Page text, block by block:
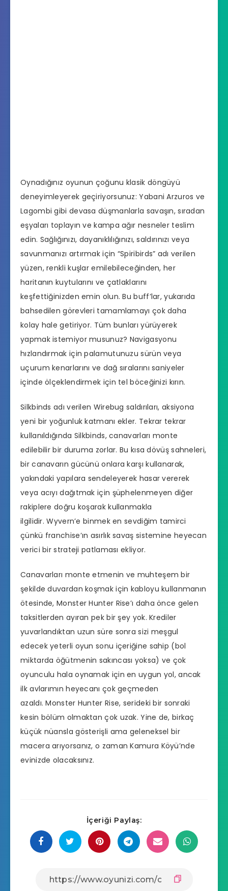
Oynadığınız oyunun çoğunu klasik döngüyü
deneyimleyerek geçiriyorsunuz: Yabani Arzuros ve
Lagombi gibi devasa düşmanlarla savaşın, sıradan
eşyaları toplayın ve kampa ağır nesneler teslim
edin. Sağlığınızı, dayanıklılığınızı, saldırınızı veya
savunmanızı artırmak için “Spiribirds” adı verilen
yüzen, renkli kuşlar emilebileceğinden, her
haritanın kuytularını ve çatlaklarını
keşfettiğinizden emin olun. Bu buff’lar, yukarıda
bahsedilen görevleri tamamlamayı çok daha
kolay hale getiriyor. Tüm bunları yürüyerek
yapmak istemiyor musunuz? Navigasyonu
hızlandırmak için palamutunuzu sürün veya
uçurum kenarlarını ve dağ sıralarını saniyeler
içinde ölçeklendirmek için tel böceğinizi kırın.
Silkbinds adı verilen Wirebug saldırıları, aksiyona
yeni bir yoğunluk katmanı ekler. Tekrar tekrar
kullanıldığında Silkbinds, canavarları monte
edilebilir bir duruma zorlar. Bu kısa dövüş sahneleri,
bir canavarın gücünü onlara karşı kullanarak,
yakındaki yapılara sendeleyerek hasar vererek
veya acıyı dağıtmak için şüphelenmeyen diğer
rakiplere doğru koşarak kullanmakla
ilgilidir. Wyvern’e binmek en sevdiğim tamirci
çünkü franchise’ın asırlık savaş sistemine heyecan
verici bir strateji patlaması ekliyor.
Canavarları monte etmenin ve muhteşem bir
şekilde duvardan koşmak için kabloyu kullanmanın
ötesinde, Monster Hunter Rise’ı daha önce gelen
taksitlerden ayıran pek bir şey yok. Krediler
yuvarlandıktan uzun süre sonra sizi meşgul
edecek yeterli oyun sonu içeriğine sahip (bol
miktarda öğütmenin sakıncası yoksa) ve çok
oyunculu hala oynamak için en uygun yol, ancak
ilk avlarımın heyecanı çok geçmeden
azaldı. Monster Hunter Rise, serideki bir sonraki
kesin bölüm olmaktan çok uzak. Yine de, birkaç
küçük nüansla gösterişli ama geleneksel bir
macera arıyorsanız, o zaman Kamura Köyü’nde
evinizde olacaksınız.
İçeriği Paylaş: